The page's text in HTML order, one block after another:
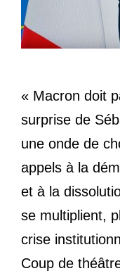
« Macron doit
surprise de
une onde de
appels à la
et à la
se multiplient,
crise
Coup de